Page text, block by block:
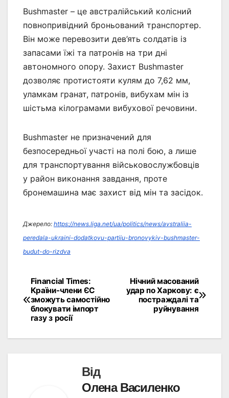
Bushmaster – це австралійський колісний
повнопривідний броньований транспортер.
Він може перевозити дев’ять солдатів із
запасами їжі та патронів на три дні
автономного опору. Захист Bushmaster
дозволяє протистояти кулям до 7,62 мм,
уламкам гранат, патронів, вибухам мін із
шістьма кілограмами вибухової речовини.
Bushmaster не призначений для
безпосередньої участі на полі бою, а лише
для транспортування військовослужбовців
у район виконання завдання, проте
бронемашина має захист від мін та засідок.
Джерело: https://news.liga.net/ua/politics/news/avstraliia-
peredala-ukraini-dodatkovu-partiiu-bronovykiv-bushmaster-
budut-do-rizdva
Навігація
записів
Нічний масований
удар по Харкову: є
постраждалі та
руйнування
Financial Times:
Країни-члени ЄС
зможуть самостійно
блокувати імпорт
газу з росії
Від
Олена Василенко